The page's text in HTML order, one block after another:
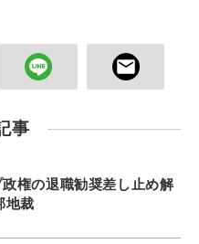
事
政権の退職勧奨差し止め解
地裁